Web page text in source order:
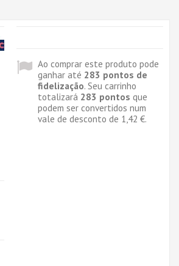
Ao comprar este produto pode
ganhar até 283 pontos de
fidelização. Seu carrinho
totalizará 283 pontos que
podem ser convertidos num
vale de desconto de 1,42 €.